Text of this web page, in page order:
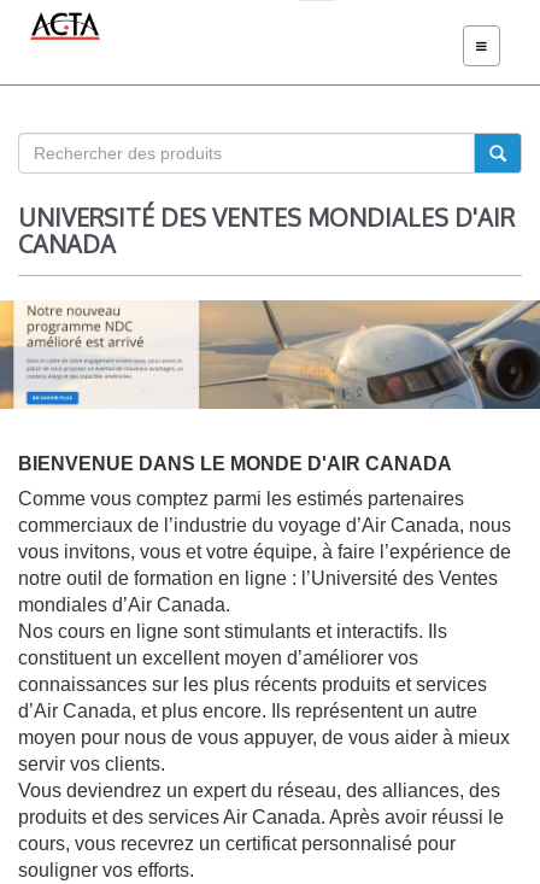
BASCULER
UNIVERSITÉ DES VENTES MONDIALES D'AIR
CANADA
BIENVENUE DANS LE MONDE D'AIR CANADA
Comme vous comptez parmi les estimés partenaires
commerciaux de l’industrie du voyage d’Air Canada, nous
vous invitons, vous et votre équipe, à faire l’expérience de
notre outil de formation en ligne : l’Université des Ventes
mondiales d’Air Canada.
Nos cours en ligne sont stimulants et interactifs. Ils
constituent un excellent moyen d’améliorer vos
connaissances sur les plus récents produits et services
d’Air Canada, et plus encore. Ils représentent un autre
moyen pour nous de vous appuyer, de vous aider à mieux
servir vos clients.
Vous deviendrez un expert du réseau, des alliances, des
produits et des services Air Canada. Après avoir réussi le
cours, vous recevrez un certificat personnalisé pour
souligner vos efforts.